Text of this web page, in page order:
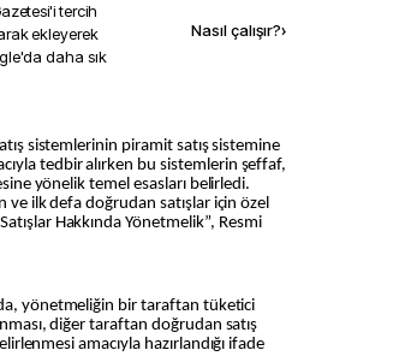
'i tercih
ekleyerek
daha sık
Nasıl çalışır?›
tedbir alırken bu sistemlerin şeffaf,
yönelik temel esasları belirledi.
ve ilk defa doğrudan satışlar için özel
Hakkında Yönetmelik”, Resmi
yönetmeliğin bir taraftan tüketici
diğer taraftan doğrudan satış
amacıyla hazırlandığı ifade